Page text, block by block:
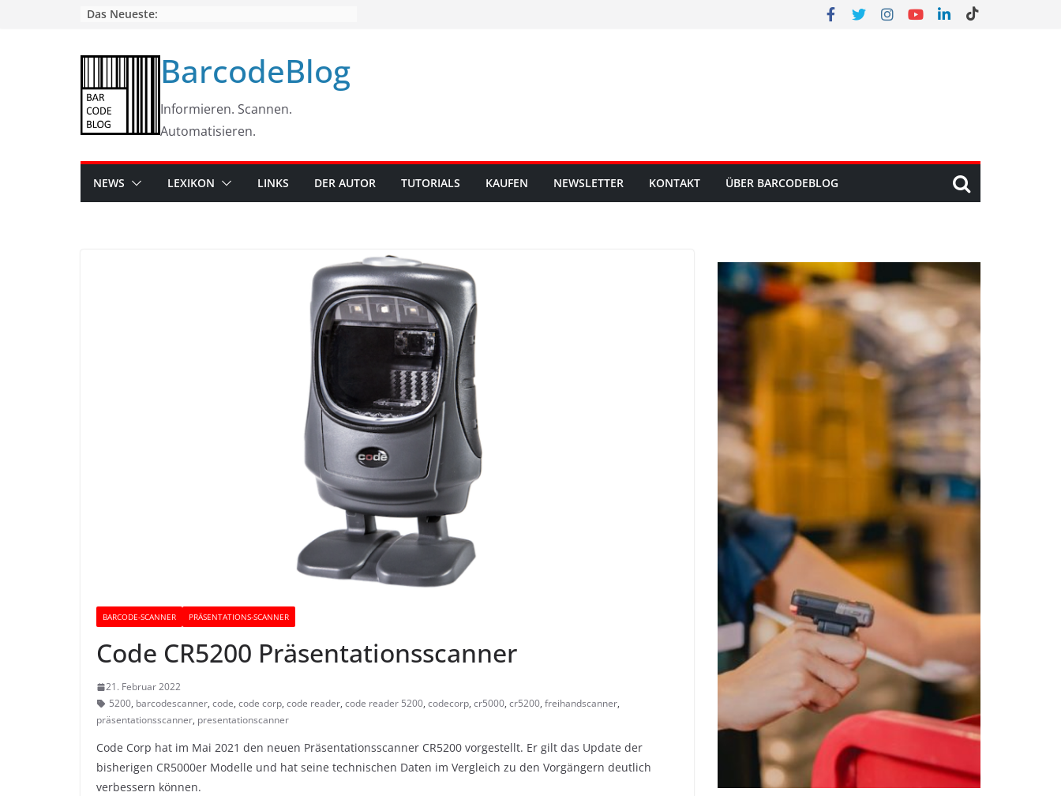
Das Neueste:
BarcodeBlog
Informieren. Scannen.
Automatisieren.
NEWS LEXIKON LINKS DER AUTOR TUTORIALS KAUFEN NEWSLETTER KONTAKT ÜBER BARCODEBLOG
BARCODE-SCANNER PRÄSENTATIONS-SCANNER
Code CR5200 Präsentationsscanner
21. Februar 2022
5200, barcodescanner, code, code corp, code reader, code reader 5200, codecorp, cr5000, cr5200, freihandscanner,
präsentationsscanner, presentationscanner
Code Corp hat im Mai 2021 den neuen Präsentationsscanner CR5200 vorgestellt. Er gilt das Update der
bisherigen CR5000er Modelle und hat seine technischen Daten im Vergleich zu den Vorgängern deutlich
verbessern können.